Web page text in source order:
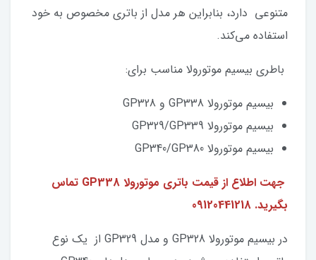
متنوعی دارد، بنابراین هر مدل از باتری مخصوص به خود
استفاده می‌کند.
باطری بیسیم موتورولا مناسب برای:
بیسیم موتورولا GP338 و GP328
بیسیم موتورولا GP329/GP339
بیسیم موتورولا GP340/GP380
جهت اطلاع از قیمت باتری موتورولا GP338 تماس
بگیرید. 09120441218
در بیسیم موتورولا GP328 و مدل GP329 از یک نوع